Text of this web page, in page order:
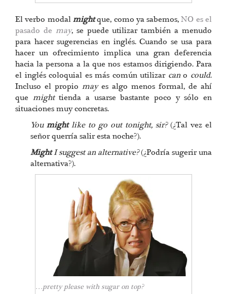
El verbo modalmightque, como ya sabemos,NO es el
pasado de may, se puede utilizar también a menudo
para hacer sugerencias en inglés. Cuando se usa para
hacer un ofrecimiento implica una gran deferencia
hacia la persona a la que nos estamos dirigiendo. Para
el inglés coloquial es más común utilizar cano could.
Incluso el propio mayes algo menos formal, de ahí
que mighttienda a usarse bastante poco y sólo en
situaciones muy concretas.
You mightlike to go out tonight, sir?(¿Tal vez el
señor querría salir esta noche?).
MightI suggest an alternative?(¿Podría sugerir una
alternativa?).
…pretty please with sugar on top?